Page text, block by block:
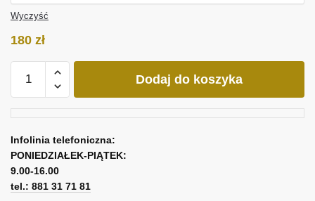
Wyczyść
180 zł
Obraz
formami
Dodaj do koszyka
Infolinia telefoniczna:
PONIEDZIAŁEK-PIĄTEK:
9.00-16.00
tel.: 881 31 71 81